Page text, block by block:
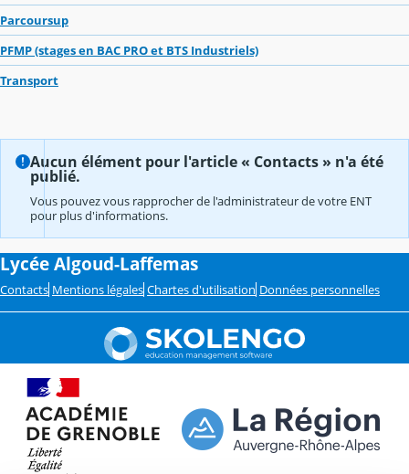
Parcoursup
PFMP (stages en BAC PRO et BTS Industriels)
Transport
Aucun élément pour l'article « Contacts » n'a été
publié.
Vous pouvez vous rapprocher de l'administrateur de votre ENT
pour plus d'informations.
Lycée Algoud-Laffemas
Contacts Mentions légales Chartes d'utilisation Données personnelles